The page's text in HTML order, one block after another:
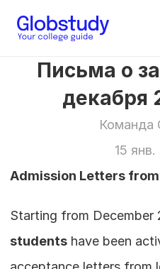
Письма о
декабря
Команда
15 янв.
Admission Letters
Starting from December
students have been